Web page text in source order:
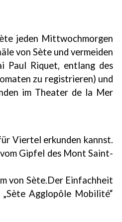
jeden Mittwochmorgen
von Sète und vermeiden
Paul Riquet, entlang des
zu registrieren) und
im Theater de la Mer
Viertel erkunden kannst.
Gipfel des Mont Saint-
von Sète.Der Einfachheit
Agglopôle Mobilité“